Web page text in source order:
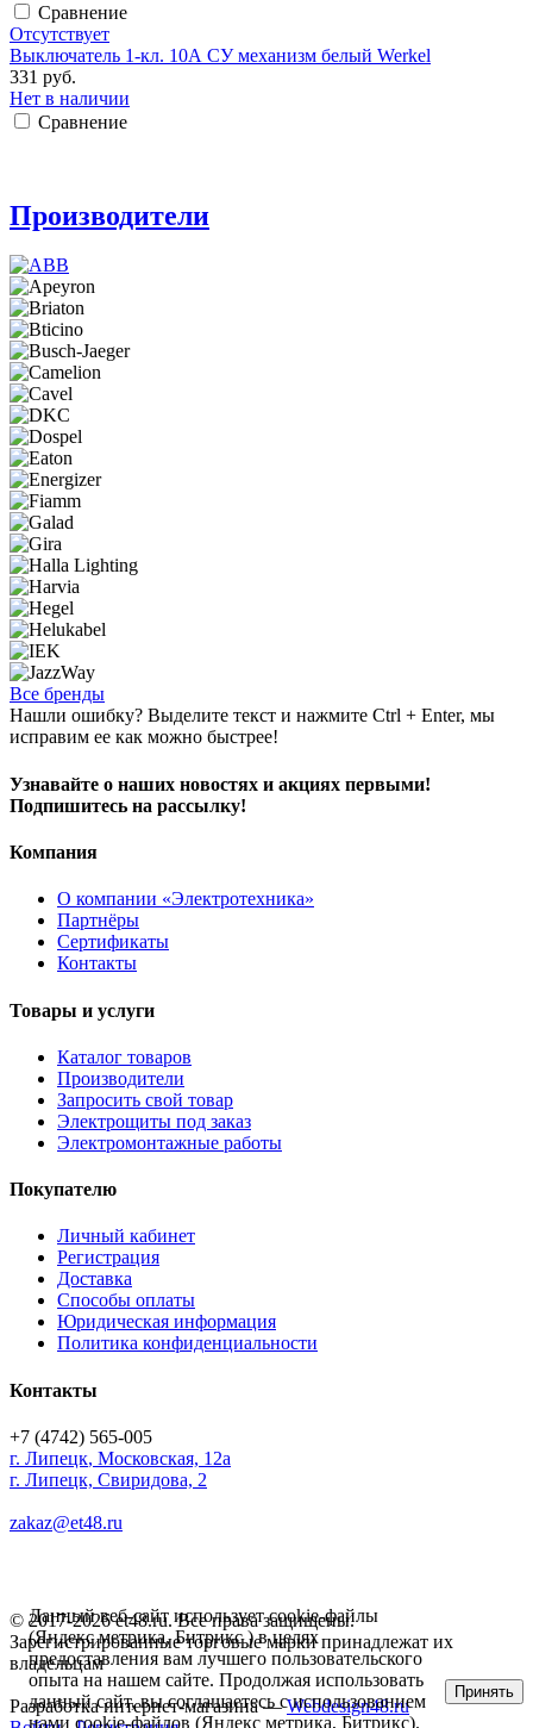
Сравнение
Отсутствует
Выключатель 1-кл. 10А СУ механизм белый Werkel
331 руб.
Нет в наличии
Сравнение
Производители
Все бренды
Нашли ошибку? Выделите текст и нажмите Ctrl + Enter, мы
исправим ее как можно быстрее!
Узнавайте о наших новостях и акциях первыми!
Подпишитесь на рассылку!
Компания
О компании «Электротехника»
Партнёры
Сертификаты
Контакты
Товары и услуги
Каталог товаров
Производители
Запросить свой товар
Электрощиты под заказ
Электромонтажные работы
Покупателю
Личный кабинет
Регистрация
Доставка
Способы оплаты
Юридическая информация
Политика конфиденциальности
Контакты
+7 (4742) 565-005
г. Липецк, Московская, 12а
г. Липецк, Свиридова, 2
zakaz@et48.ru
© 2017-2026 et48.ru. Все права защищены.
Зарегистрированные торговые марки принадлежат их
владельцам
Разработка интернет-магазина —Webdesign48.ru
Данный веб-сайт использует cookie-файлы
(Яндекс метрика, Битрикс ) в целях
предоставления вам лучшего пользовательского
опыта на нашем сайте. Продолжая использовать
данный сайт, вы соглашаетесь с использованием
нами cookie-файлов (Яндекс метрика, Битрикс).
Принять